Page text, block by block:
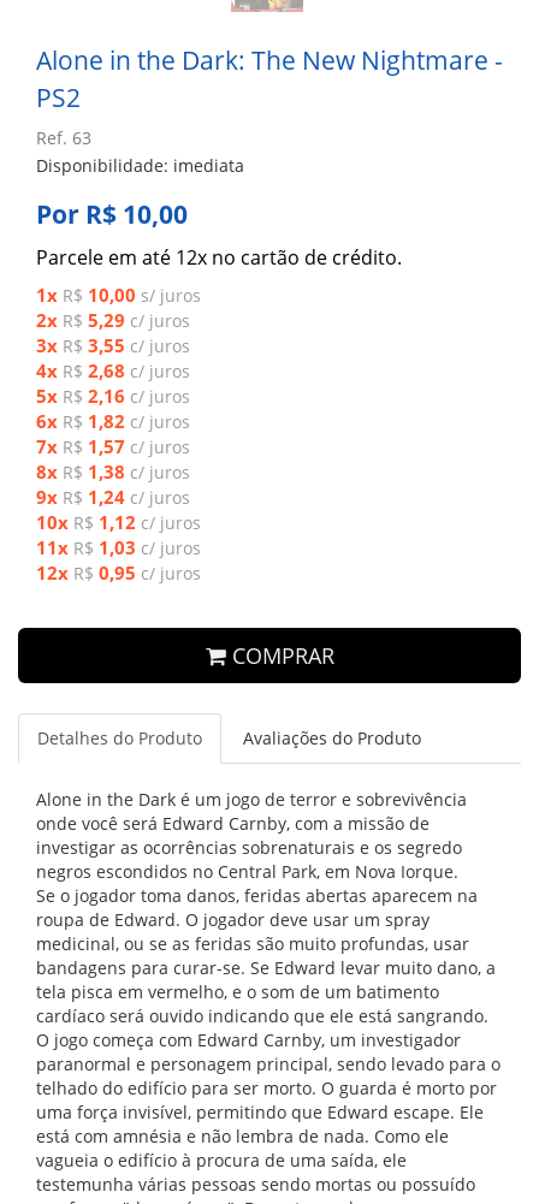
Alone in the Dark: The New Nightmare -
PS2
Ref. 63
Disponibilidade: imediata
Por R$ 10,00
Parcele em até 12x no cartão de crédito.
1x R$ 10,00 s/ juros
2x R$ 5,29 c/ juros
3x R$ 3,55 c/ juros
4x R$ 2,68 c/ juros
5x R$ 2,16 c/ juros
6x R$ 1,82 c/ juros
7x R$ 1,57 c/ juros
8x R$ 1,38 c/ juros
9x R$ 1,24 c/ juros
10x R$ 1,12 c/ juros
11x R$ 1,03 c/ juros
12x R$ 0,95 c/ juros
COMPRAR
Detalhes do Produto Avaliações do Produto
Alone in the Dark é um jogo de terror e sobrevivência
onde você será Edward Carnby, com a missão de
investigar as ocorrências sobrenaturais e os segredo
negros escondidos no Central Park, em Nova Iorque.
Se o jogador toma danos, feridas abertas aparecem na
roupa de Edward. O jogador deve usar um spray
medicinal, ou se as feridas são muito profundas, usar
bandagens para curar-se. Se Edward levar muito dano, a
tela pisca em vermelho, e o som de um batimento
cardíaco será ouvido indicando que ele está sangrando.
O jogo começa com Edward Carnby, um investigador
paranormal e personagem principal, sendo levado para o
telhado do edifício para ser morto. O guarda é morto por
uma força invisível, permitindo que Edward escape. Ele
está com amnésia e não lembra de nada. Como ele
vagueia o edifício à procura de uma saída, ele
testemunha várias pessoas sendo mortas ou possuído